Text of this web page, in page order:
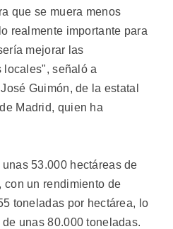
que se muera menos
realmente importante para
mejorar las
señaló a
Guimón, de la estatal
Madrid, quien ha
53.000 hectáreas de
con un rendimiento de
toneladas por hectárea, lo
unas 80.000 toneladas.